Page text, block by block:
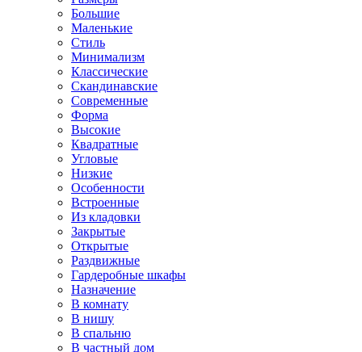
Большие
Маленькие
Стиль
Минимализм
Классические
Скандинавские
Современные
Форма
Высокие
Квадратные
Угловые
Низкие
Особенности
Встроенные
Из кладовки
Закрытые
Открытые
Раздвижные
Гардеробные шкафы
Назначение
В комнату
В нишу
В спальню
В частный дом